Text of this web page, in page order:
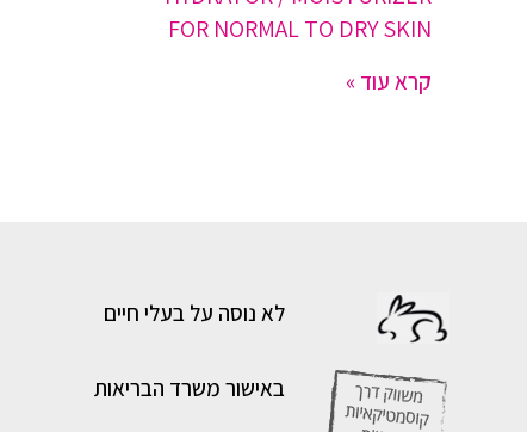
FOR NORMAL TO DRY SKIN
קרא עוד »
לא נוסה על בעלי חיים
באישור משרד הבריאות